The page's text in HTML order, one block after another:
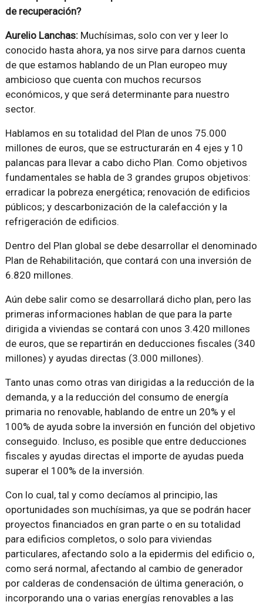
de recuperación?
Aurelio Lanchas:Muchísimas, solo con ver y leer lo
conocido hasta ahora, ya nos sirve para darnos cuenta
de que estamos hablando de un Plan europeo muy
ambicioso que cuenta con muchos recursos
económicos, y que será determinante para nuestro
sector.
Hablamos en su totalidad del Plan de unos 75.000
millones de euros, que se estructurarán en 4 ejes y 10
palancas para llevar a cabo dicho Plan. Como objetivos
fundamentales se habla de 3 grandes grupos objetivos:
erradicar la pobreza energética; renovación de edificios
públicos; y descarbonización de la calefacción y la
refrigeración de edificios.
Dentro del Plan global se debe desarrollar el denominado
Plan de Rehabilitación, que contará con una inversión de
6.820 millones.
Aún debe salir como se desarrollará dicho plan, pero las
primeras informaciones hablan de que para la parte
dirigida a viviendas se contará con unos 3.420 millones
de euros, que se repartirán en deducciones fiscales (340
millones) y ayudas directas (3.000 millones).
Tanto unas como otras van dirigidas a la reducción de la
demanda, y a la reducción del consumo de energía
primaria no renovable, hablando de entre un 20% y el
100% de ayuda sobre la inversión en función del objetivo
conseguido. Incluso, es posible que entre deducciones
fiscales y ayudas directas el importe de ayudas pueda
superar el 100% de la inversión.
Con lo cual, tal y como decíamos al principio, las
oportunidades son muchísimas, ya que se podrán hacer
proyectos financiados en gran parte o en su totalidad
para edificios completos, o solo para viviendas
particulares, afectando solo a la epidermis del edificio o,
como será normal, afectando al cambio de generador
por calderas de condensación de última generación, o
incorporando una o varias energías renovables a las